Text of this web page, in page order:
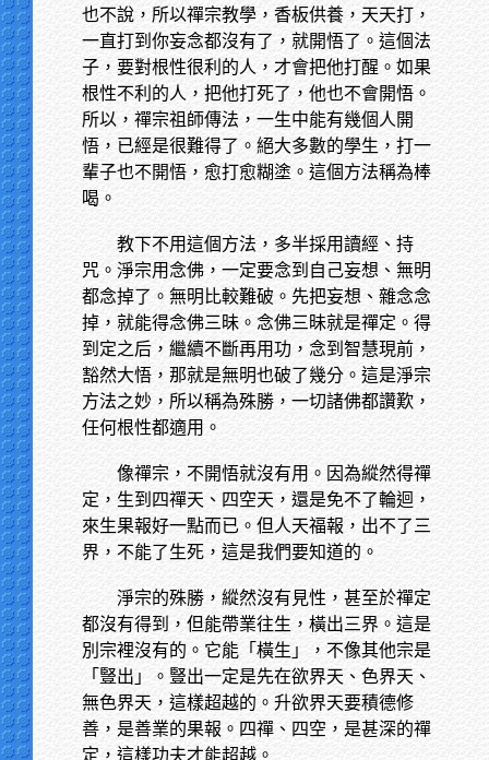
也不說，所以禪宗教學，香板供養，天天打，
一直打到你妄念都沒有了，就開悟了。這個法
子，要對根性很利的人，才會把他打醒。如果
根性不利的人，把他打死了，他也不會開悟。
所以，禪宗祖師傳法，一生中能有幾個人開
悟，已經是很難得了。絕大多數的學生，打一
輩子也不開悟，愈打愈糊塗。這個方法稱為棒
喝。
教下不用這個方法，多半採用讀經、持
咒。淨宗用念佛，一定要念到自己妄想、無明
都念掉了。無明比較難破。先把妄想、雜念念
掉，就能得念佛三昧。念佛三昧就是禪定。得
到定之后，繼續不斷再用功，念到智慧現前，
豁然大悟，那就是無明也破了幾分。這是淨宗
方法之妙，所以稱為殊勝，一切諸佛都讚歎，
任何根性都適用。
像禪宗，不開悟就沒有用。因為縱然得禪
定，生到四禪天、四空天，還是免不了輪迴，
來生果報好一點而已。但人天福報，出不了三
界，不能了生死，這是我們要知道的。
淨宗的殊勝，縱然沒有見性，甚至於禪定
都沒有得到，但能帶業往生，橫出三界。這是
別宗裡沒有的。它能「橫生」，不像其他宗是
「豎出」。豎出一定是先在欲界天、色界天、
無色界天，這樣超越的。升欲界天要積德修
善，是善業的果報。四禪、四空，是甚深的禪
定，這樣功夫才能超越。